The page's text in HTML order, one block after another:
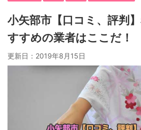
小矢部市【口コミ、評判
すすめの業者はここだ！
更新日： 2019年8月15日